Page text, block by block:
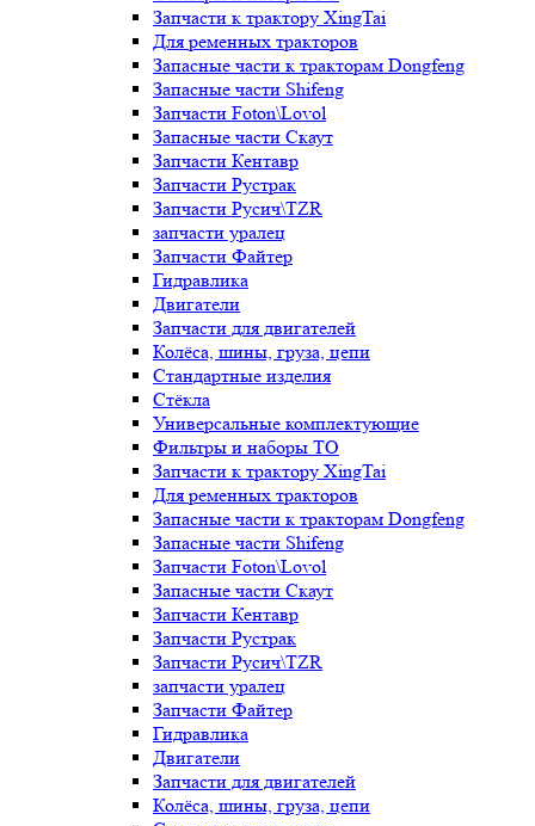
Запчасти к трактору XingTai
Для ременных тракторов
Запасные части к тракторам Dongfeng
Запасные части Shifeng
Запчасти Foton\Lovol
Запасные части Скаут
Запчасти Кентавр
Запчасти Рустрак
Запчасти Русич\TZR
запчасти уралец
Запчасти Файтер
Гидравлика
Двигатели
Запчасти для двигателей
Колёса, шины, груза, цепи
Стандартные изделия
Стёкла
Универсальные комплектующие
Фильтры и наборы ТО
Запчасти к трактору XingTai
Для ременных тракторов
Запасные части к тракторам Dongfeng
Запасные части Shifeng
Запчасти Foton\Lovol
Запасные части Скаут
Запчасти Кентавр
Запчасти Рустрак
Запчасти Русич\TZR
запчасти уралец
Запчасти Файтер
Гидравлика
Двигатели
Запчасти для двигателей
Колёса, шины, груза, цепи